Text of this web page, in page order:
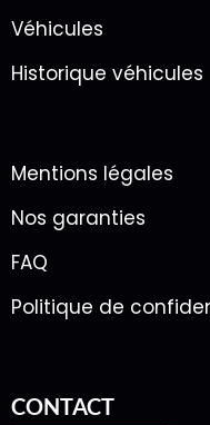
Véhicules
Historique véhicules
Mentions légales
Nos garanties
FAQ
Politique de
CONTACT